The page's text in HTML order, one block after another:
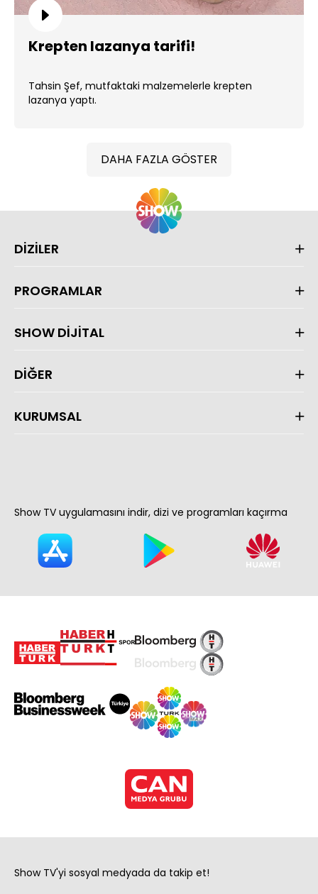
Krepten lazanya tarifi!
Tahsin Şef, mutfaktaki malzemelerle krepten
lazanya yaptı.
DAHA FAZLA GÖSTER
DİZİLER
PROGRAMLAR
SHOW DİJİTAL
DİĞER
KURUMSAL
Show TV uygulamasını indir, dizi ve programları kaçırma
Show TV'yi sosyal medyada da takip et!